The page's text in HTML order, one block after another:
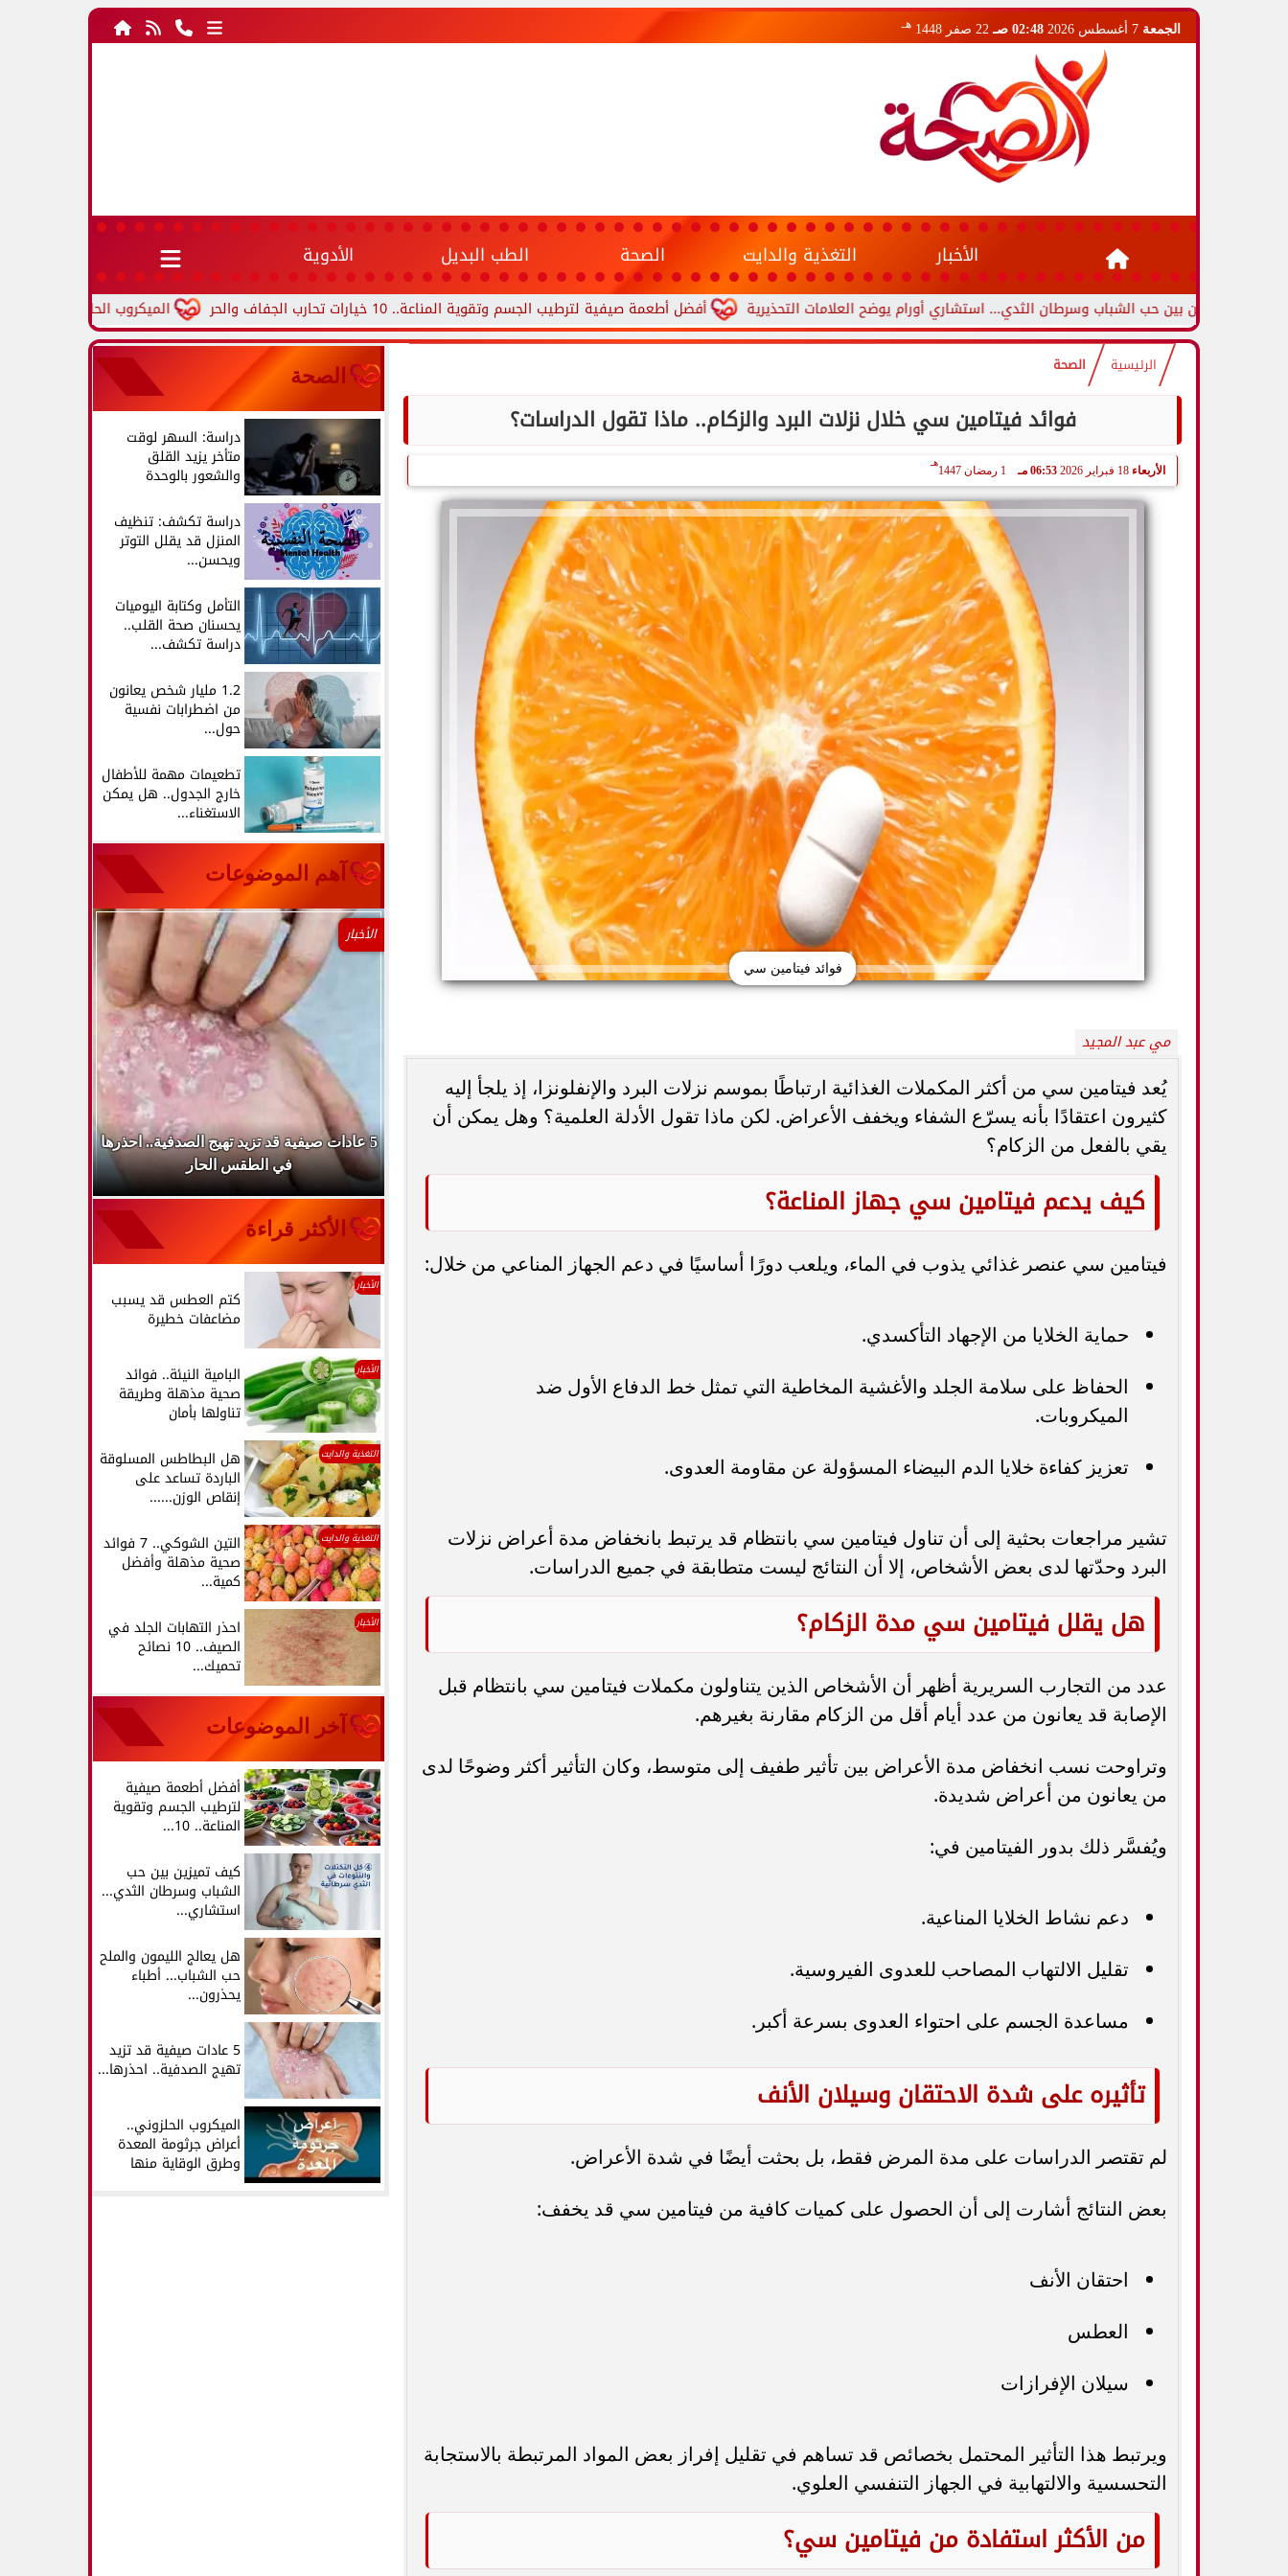
الجمعة 02:48 صـ 22 صفر 1448 هـ
الأخبار التغذية والدايت الصحة الطب البديل الأدوية
الميكروب الحلزوني.. أعراض جرثومة أفضل أطعمة صيفية لترطيب الجسم وتقوية المناعة.. 10 خيارات تحارب الجفاف والحر بين حب الشباب وسرطان الثدي... استشاري أورام يوضح العلامات التحذيرية
الرئيسية الصحة
فوائد فيتامين سي خلال نزلات البرد والزكام.. ماذا تقول الدراسات؟
الأربعاء 18 فبراير 2026 06:53 مـ 1 رمضان 1447
هـ
فوائد فيتامين سي
مي عبد المجيد
يُعد فيتامين سي من أكثر المكملات الغذائية ارتباطًا بموسم نزلات البرد والإنفلونزا، إذ يلجأ إليه
كثيرون اعتقادًا بأنه يسرّع الشفاء ويخفف الأعراض. لكن ماذا تقول الأدلة العلمية؟ وهل يمكن أن
يقي بالفعل من الزكام؟
كيف يدعم فيتامين سي جهاز المناعة؟
فيتامين سي عنصر غذائي يذوب في الماء، ويلعب دورًا أساسيًا في دعم الجهاز المناعي من خلال:
حماية الخلايا من الإجهاد التأكسدي.
الحفاظ على سلامة الجلد والأغشية المخاطية التي تمثل خط الدفاع الأول ضد
الميكروبات.
تعزيز كفاءة خلايا الدم البيضاء المسؤولة عن مقاومة العدوى.
تشير مراجعات بحثية إلى أن تناول فيتامين سي بانتظام قد يرتبط بانخفاض مدة أعراض نزلات
البرد وحدّتها لدى بعض الأشخاص، إلا أن النتائج ليست متطابقة في جميع الدراسات.
هل يقلل فيتامين سي مدة الزكام؟
عدد من التجارب السريرية أظهر أن الأشخاص الذين يتناولون مكملات فيتامين سي بانتظام قبل
الإصابة قد يعانون من عدد أيام أقل من الزكام مقارنة بغيرهم.
وتراوحت نسب انخفاض مدة الأعراض بين تأثير طفيف إلى متوسط، وكان التأثير أكثر وضوحًا لدى
من يعانون من أعراض شديدة.
ويُفسَّر ذلك بدور الفيتامين في:
دعم نشاط الخلايا المناعية.
تقليل الالتهاب المصاحب للعدوى الفيروسية.
مساعدة الجسم على احتواء العدوى بسرعة أكبر.
تأثيره على شدة الاحتقان وسيلان الأنف
لم تقتصر الدراسات على مدة المرض فقط، بل بحثت أيضًا في شدة الأعراض.
بعض النتائج أشارت إلى أن الحصول على كميات كافية من فيتامين سي قد يخفف:
احتقان الأنف
العطس
سيلان الإفرازات
ويرتبط هذا التأثير المحتمل بخصائص قد تساهم في تقليل إفراز بعض المواد المرتبطة بالاستجابة
التحسسية والالتهابية في الجهاز التنفسي العلوي.
من الأكثر استفادة من فيتامين سي؟
الصحة
دراسة: السهر لوقت
متأخر يزيد القلق
والشعور بالوحدة
دراسة تكشف: تنظيف
المنزل قد يقلل التوتر
ويحسن...
التأمل وكتابة اليوميات
يحسنان صحة القلب..
دراسة تكشف...
1.2 مليار شخص يعانون
من اضطرابات نفسية
حول...
تطعيمات مهمة للأطفال
خارج الجدول.. هل يمكن
الاستغناء...
آهم الموضوعات
أفضل أطعمة صيفية لترطيب الجسم وتقوية
كيف تميزين بين حب الشباب وسرطان
الأخبار
5 عادات صيفية قد تزيد تهيج الصدفية.. احذرها
في الطقس الحار
الأكثر قراءة
الأخبار
كتم العطس قد يسبب
مضاعفات خطيرة
الأخبار البامية النيئة.. فوائد
صحية مذهلة وطريقة
تناولها بأمان
التغذية والدايت هل البطاطس المسلوقة
الباردة تساعد على
إنقاص الوزن......
التغذية والدايت التين الشوكي.. 7 فوائد
صحية مذهلة وأفضل
كمية...
الأخبار احذر التهابات الجلد في
الصيف.. 10 نصائح
تحميك...
آخر الموضوعات
أفضل أطعمة صيفية
لترطيب الجسم وتقوية
المناعة.. 10...
كيف تميزين بين حب
الشباب وسرطان الثدي...
استشاري...
هل يعالج الليمون والملح
حب الشباب... أطباء
يحذرون...
5 عادات صيفية قد تزيد
تهيج الصدفية.. احذرها...
الميكروب الحلزوني..
أعراض جرثومة المعدة
وطرق الوقاية منها